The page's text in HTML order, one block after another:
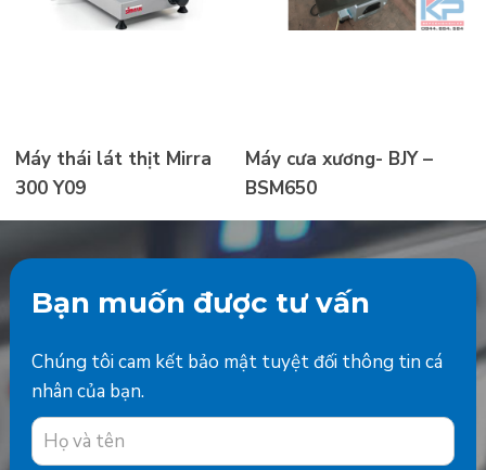
Máy thái lát thịt Mirra
300 Y09
Máy cưa xương- BJY –
BSM650
Bạn muốn được tư vấn
Chúng tôi cam kết bảo mật tuyệt đối thông tin cá
nhân của bạn.